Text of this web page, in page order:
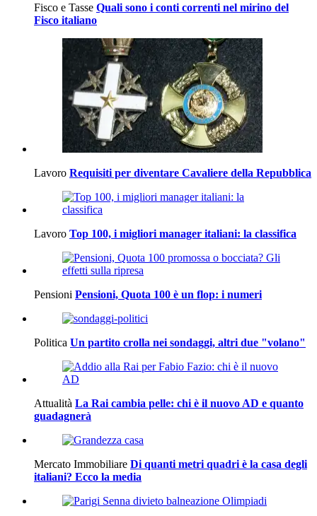
Fisco e Tasse Quali sono i conti correnti nel mirino del
Fisco italiano
Lavoro Requisiti per diventare Cavaliere della Repubblica
Lavoro Top 100, i migliori manager italiani: la classifica
Pensioni Pensioni, Quota 100 è un flop: i numeri
Politica Un partito crolla nei sondaggi, altri due "volano"
Attualità La Rai cambia pelle: chi è il nuovo AD e quanto
guadagnerà
Mercato Immobiliare Di quanti metri quadri è la casa degli
italiani? Ecco la media